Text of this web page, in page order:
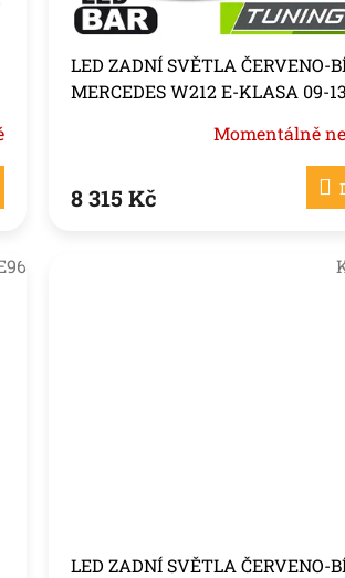
LED ZADNÍ SVĚTLA ČERVENO-
MERCEDES W212 E-KLASA 09-13
Momentálně
8 315 Kč
LED ZADNÍ SVĚTLA ČERVENO-